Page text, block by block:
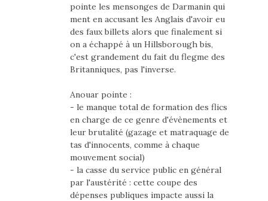
pointe les mensonges de Darmanin qui
ment en accusant les Anglais d'avoir eu
des faux billets alors que finalement si
on a échappé à un Hillsborough bis,
c'est grandement du fait du flegme des
Britanniques, pas l'inverse.
Anouar pointe :
- le manque total de formation des flics
en charge de ce genre d'évènements et
leur brutalité (gazage et matraquage de
tas d'innocents, comme à chaque
mouvement social)
- la casse du service public en général
par l'austérité : cette coupe des
dépenses publiques impacte aussi la